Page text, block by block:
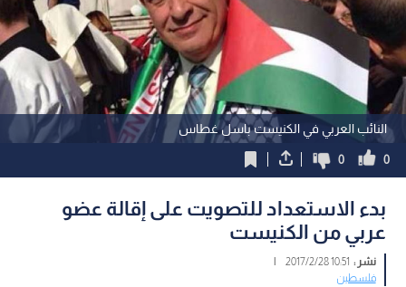
النائب العربي في الكنيست باسل غطاس
0
0
بدء الاستعداد للتصويت على إقالة عضو
عربي من الكنيست
نشر : 10:51 2017/2/28
|
فلسطين